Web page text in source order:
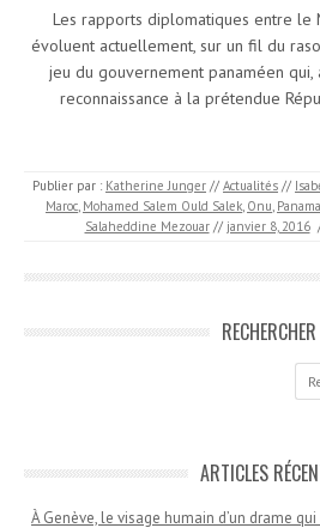
Les rapports diplomatiques entre le
évoluent actuellement, sur un fil du
jeu du gouvernement panaméen
reconnaissance à la prétendue
Publier par : Katherine Junger // Actualités //
Maroc, Mohamed Salem Ould Salek, Onu, Panama
Salaheddine Mezouar // janvier 8, 2016
RECHERCHER
ARTICLES
À Genève, le visage humain d’un drame